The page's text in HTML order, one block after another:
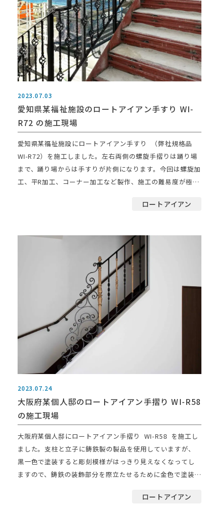
2023.07.03
愛知県某福祉施設のロートアイアン手すり WI-
R72 の施工現場
愛知県某福祉施設にロートアイアン手すり （弊社規格品
WI-R72）を施工しました。左右両側の螺旋手摺りは踊り場
まで、踊り場からは手すりが片側になります。今回は螺旋加
工、平R加工、コーナー加工など製作、施工の難易度が極め
ロートアイアン
2023.07.24
大阪府某個人邸のロートアイアン手摺り WI-R58
の施工現場
大阪府某個人邸にロートアイアン手摺り WI-R58 を施工し
ました。支柱と立子に鋳鉄製の製品を使用していますが、
黒一色で塗装すると彫刻模様がはっきり見えなくなってし
ますので、鋳鉄の装飾部分を際立たせるために金色で塗装
ロートアイアン